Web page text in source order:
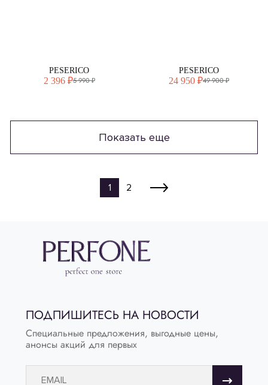
PESERICO
2 396 ₽5 990 ₽
PESERICO
24 950 ₽49 900 ₽
Показать еще
1 2
ПОДПИШИТЕСЬ НА НОВОСТИ
Специальные предложения, выгодные цены,
анонсы акций для первых